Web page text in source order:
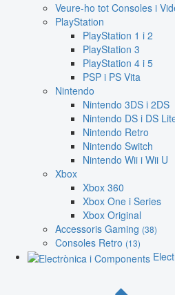
Veure-ho tot Consoles i
PlayStation
PlayStation 1 i 2
PlayStation 3
PlayStation 4 i 5
PSP i PS Vita
Nintendo
Nintendo 3DS i 2DS
Nintendo DS i DS
Nintendo Retro
Nintendo Switch
Nintendo Wii i Wii U
Xbox
Xbox 360
Xbox One i Series
Xbox Original
Accessoris Gaming (38)
Consoles Retro (13)